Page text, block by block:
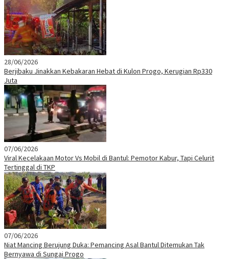
28/06/2026
Berjibaku Jinakkan Kebakaran Hebat di Kulon Progo, Kerugian Rp330
Juta
07/06/2026
Viral Kecelakaan Motor Vs Mobil di Bantul: Pemotor Kabur, Tapi Celurit
Tertinggal di TKP
07/06/2026
Niat Mancing Berujung Duka: Pemancing Asal Bantul Ditemukan Tak
Bernyawa di Sungai Progo